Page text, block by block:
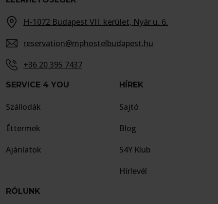
H-1072 Budapest VII. kerület, Nyár u. 6.
reservation@mphostelbudapest.hu
+36 20 395 7437
SERVICE 4 YOU
Szállodák
Éttermek
Ajánlatok
HÍREK
Sajtó
Blog
S4Y Klub
Hírlevél
RÓLUNK